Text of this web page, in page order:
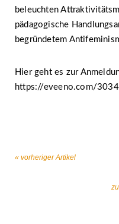
beleuchten
pädagogische
begründetem
Hier geht es zur
https://eveeno.com/
« vorheriger Artikel